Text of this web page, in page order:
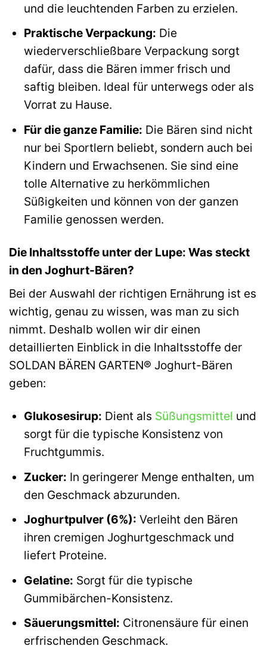
und die leuchtenden Farben zu erzielen.
Praktische Verpackung: Die
wiederverschließbare Verpackung sorgt
dafür, dass die Bären immer frisch und
saftig bleiben. Ideal für unterwegs oder als
Vorrat zu Hause.
Für die ganze Familie: Die Bären sind nicht
nur bei Sportlern beliebt, sondern auch bei
Kindern und Erwachsenen. Sie sind eine
tolle Alternative zu herkömmlichen
Süßigkeiten und können von der ganzen
Familie genossen werden.
Die Inhaltsstoffe unter der Lupe: Was steckt
in den Joghurt-Bären?
Bei der Auswahl der richtigen Ernährung ist es
wichtig, genau zu wissen, was man zu sich
nimmt. Deshalb wollen wir dir einen
detaillierten Einblick in die Inhaltsstoffe der
SOLDAN BÄREN GARTEN® Joghurt-Bären
geben:
Glukosesirup: Dient als Süßungsmittel und
sorgt für die typische Konsistenz von
Fruchtgummis.
Zucker: In geringerer Menge enthalten, um
den Geschmack abzurunden.
Joghurtpulver (6%): Verleiht den Bären
ihren cremigen Joghurtgeschmack und
liefert Proteine.
Gelatine: Sorgt für die typische
Gummibärchen-Konsistenz.
Säuerungsmittel: Citronensäure für einen
erfrischenden Geschmack.